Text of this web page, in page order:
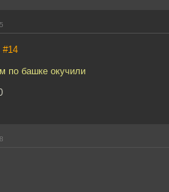
#14
по башке окучили